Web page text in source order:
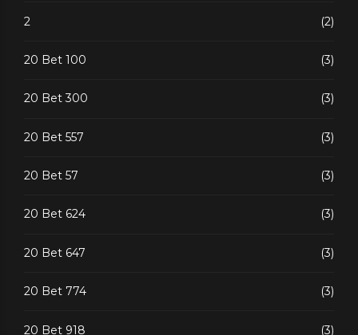
2 (2)
20 Bet 100 (3)
20 Bet 300 (3)
20 Bet 557 (3)
20 Bet 57 (3)
20 Bet 624 (3)
20 Bet 647 (3)
20 Bet 774 (3)
20 Bet 918 (3)